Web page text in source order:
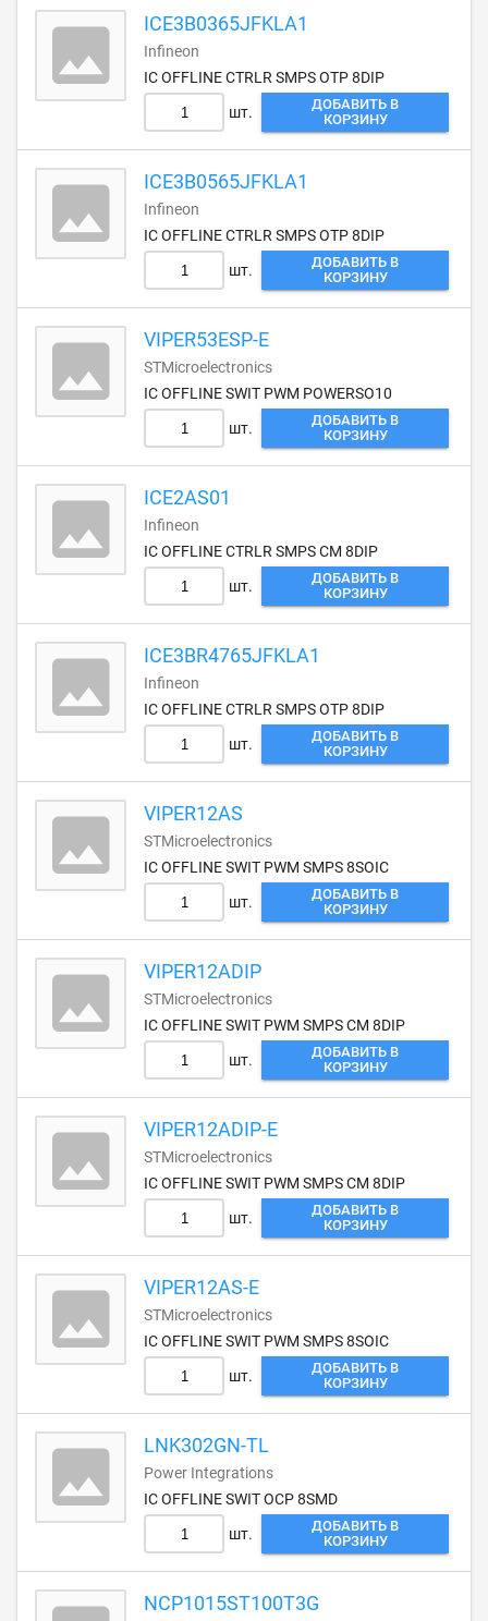
ICE3B0365JFKLA1
Infineon
IC OFFLINE CTRLR SMPS OTP 8DIP
шт.
ДОБАВИТЬ В
КОРЗИНУ
ICE3B0565JFKLA1
Infineon
IC OFFLINE CTRLR SMPS OTP 8DIP
шт.
ДОБАВИТЬ В
КОРЗИНУ
VIPER53ESP-E
STMicroelectronics
IC OFFLINE SWIT PWM POWERSO10
шт.
ДОБАВИТЬ В
КОРЗИНУ
ICE2AS01
Infineon
IC OFFLINE CTRLR SMPS CM 8DIP
шт.
ДОБАВИТЬ В
КОРЗИНУ
ICE3BR4765JFKLA1
Infineon
IC OFFLINE CTRLR SMPS OTP 8DIP
шт.
ДОБАВИТЬ В
КОРЗИНУ
VIPER12AS
STMicroelectronics
IC OFFLINE SWIT PWM SMPS 8SOIC
шт.
ДОБАВИТЬ В
КОРЗИНУ
VIPER12ADIP
STMicroelectronics
IC OFFLINE SWIT PWM SMPS CM 8DIP
шт.
ДОБАВИТЬ В
КОРЗИНУ
VIPER12ADIP-E
STMicroelectronics
IC OFFLINE SWIT PWM SMPS CM 8DIP
шт.
ДОБАВИТЬ В
КОРЗИНУ
VIPER12AS-E
STMicroelectronics
IC OFFLINE SWIT PWM SMPS 8SOIC
шт.
ДОБАВИТЬ В
КОРЗИНУ
LNK302GN-TL
Power Integrations
IC OFFLINE SWIT OCP 8SMD
шт.
ДОБАВИТЬ В
КОРЗИНУ
NCP1015ST100T3G